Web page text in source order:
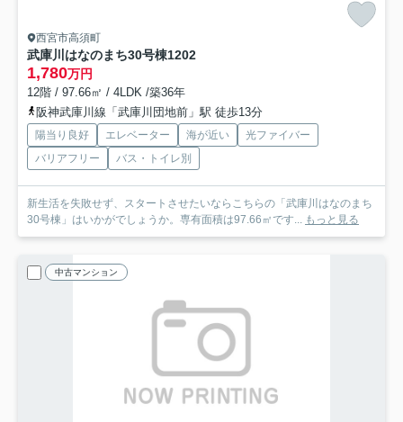
西宮市高須町
武庫川はなのまち30号棟1202
1,780万円
12階 / 97.66㎡ / 4LDK /築36年
阪神武庫川線「武庫川団地前」駅 徒歩13分
陽当り良好 エレベーター 海が近い
光ファイバー
バリアフリー
バス・トイレ別
新生活を失敗せず、スタートさせたいならこちらの「武庫川はなのまち
30号棟」はいかがでしょうか。専有面積は97.66㎡です... もっと見る
中古マンション